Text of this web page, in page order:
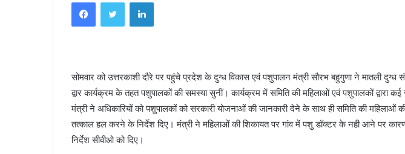
m
a
i
l
सोमवार को उत्तरकाशी दौरे पर पहुंचे प्रदेश के दुग्ध विकास एवं पशुपालन मंत्री सौरभ बहुगुणा ने मातली
द्वार कार्यक्रम के तहत पशुपालकों की समस्या सुनीं। कार्यक्रम में समिति की महिलाओं एवं पशुपालकों द्वारा
मंत्री ने अधिकारियों को पशुपालकों को सरकारी योजनाओं की जानकारी देने के साथ ही समिति की महिलाओं
तत्काल हल करने के निर्देश दिए। मंत्री ने महिलाओं की शिकायत पर गांव में पशु डॉक्टर के नही आने पर
निर्देश सीवीओ को दिए।